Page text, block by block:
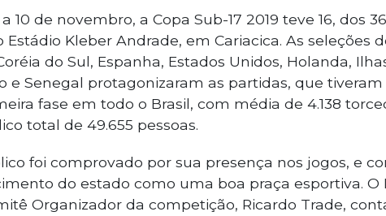
10 de novembro, a Copa Sub-17 2019 teve 16, dos
Estádio Kleber Andrade, em Cariacica. As seleções
do Sul, Espanha, Estados Unidos, Holanda,
e Senegal protagonizaram as partidas, que
fase em todo o Brasil, com média de 4.138
total de 49.655 pessoas.
foi comprovado por sua presença nos jogos, e
do estado como uma boa praça esportiva. O
Organizador da competição, Ricardo Trade,